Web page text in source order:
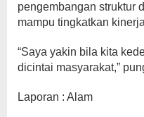
pengembangan struktur
mampu tingkatkan
“Saya yakin bila kita
dicintai masyarakat,”
Laporan : Alam